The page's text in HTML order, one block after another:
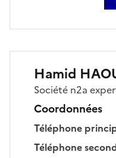
Hamid
Société n2a
Coordonnées
Téléphone
Téléphone